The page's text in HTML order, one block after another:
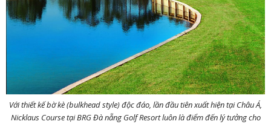
Với thiết kế bờ kè (bulkhead style) độc đáo, lần đầu tiên xuất hiện tại Châu Á,
Nicklaus Course tại BRG Đà nẵng Golf Resort luôn là điểm đến lý tưởng cho